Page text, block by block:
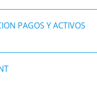
PAGOS Y ACTIVOS